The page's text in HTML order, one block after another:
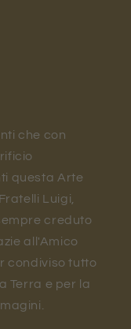
che con
questa Arte
Luigi,
creduto
all'Amico
condiviso tutto
Terra e per la